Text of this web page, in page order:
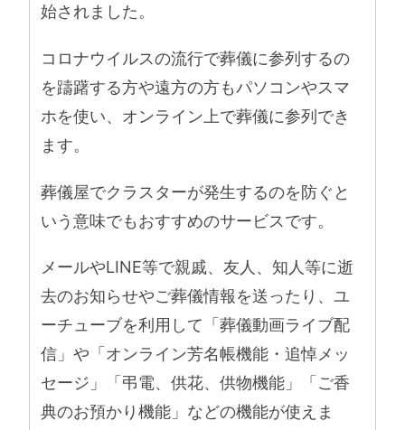
始されました。
コロナウイルスの流行で葬儀に参列するの
を躊躇する方や遠方の方もパソコンやスマ
ホを使い、オンライン上で葬儀に参列でき
ます。
葬儀屋でクラスターが発生するのを防ぐと
いう意味でもおすすめのサービスです。
メールやLINE等で親戚、友人、知人等に逝
去のお知らせやご葬儀情報を送ったり、ユ
ーチューブを利用して「葬儀動画ライブ配
信」や「オンライン芳名帳機能・追悼メッ
セージ」「弔電、供花、供物機能」「ご香
典のお預かり機能」などの機能が使えま